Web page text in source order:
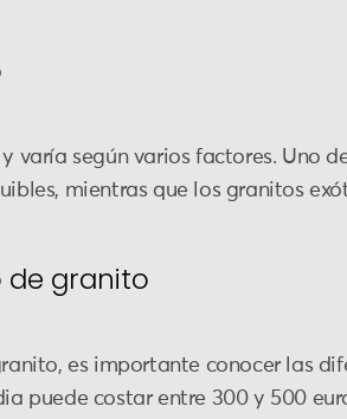
varía según varios factores. Uno
mientras que los granitos
granito
es importante conocer las
puede costar entre 300 y 500